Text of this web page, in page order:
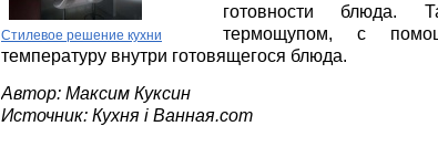
Стилевое решение кухни
готовности блюда.
термощупом, с
температуру внутри готовящегося блюда.
Автор: Максим Куксин
Источник: Кухня і Ванная.com